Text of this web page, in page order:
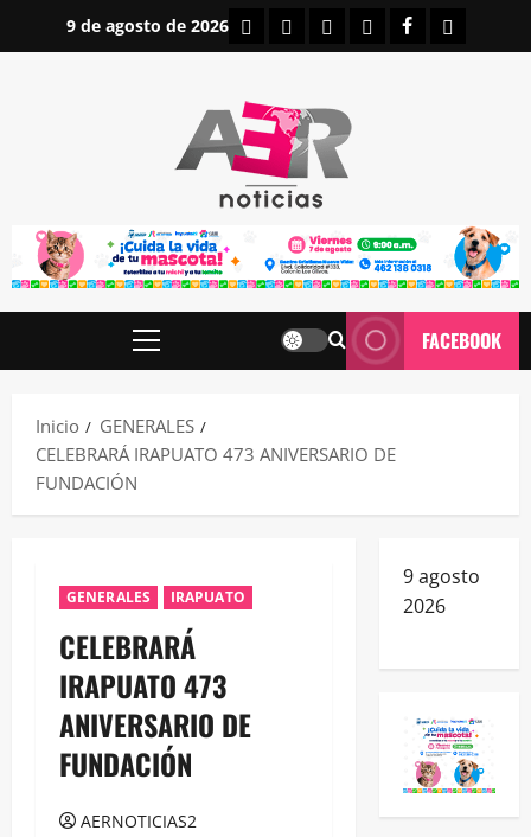
9 de agosto de 2026 INICIOIRAPUATO
ESTATALES
NACIONALES
FACEBOOK
Menú
FACEBOOK
Inicio
GENERALES
CELEBRARÁ IRAPUATO 473 ANIVERSARIO DE
FUNDACIÓN
GENERALES IRAPUATO
CELEBRARÁ
IRAPUATO 473
ANIVERSARIO DE
FUNDACIÓN
AERNOTICIAS2
9 agosto
2026